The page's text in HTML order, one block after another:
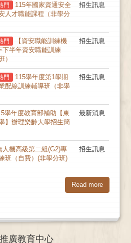
門
115年國家資通安全
人才職能課程（非學分
招生訊息
門
【資安職能訓練機
下半年資安職能訓練
）
招生訊息
門
115學年度第1學期
配線訓練輔導班（非學
招生訊息
學年度教育部補助【東
】辦理樂齡大學招生簡
最新消息
人機高級第二組(G2)專
班（自費）(非學分班)
招生訊息
Read more
廣教育中心